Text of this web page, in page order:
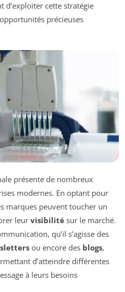
d’exploiter cette stratégie
précieuses
présente de nombreux
modernes. En optant pour
marques peuvent toucher un
leur visibilité sur le marché.
qu’il s’agisse des
ou encore des blogs,
d’atteindre différentes
à leurs besoins